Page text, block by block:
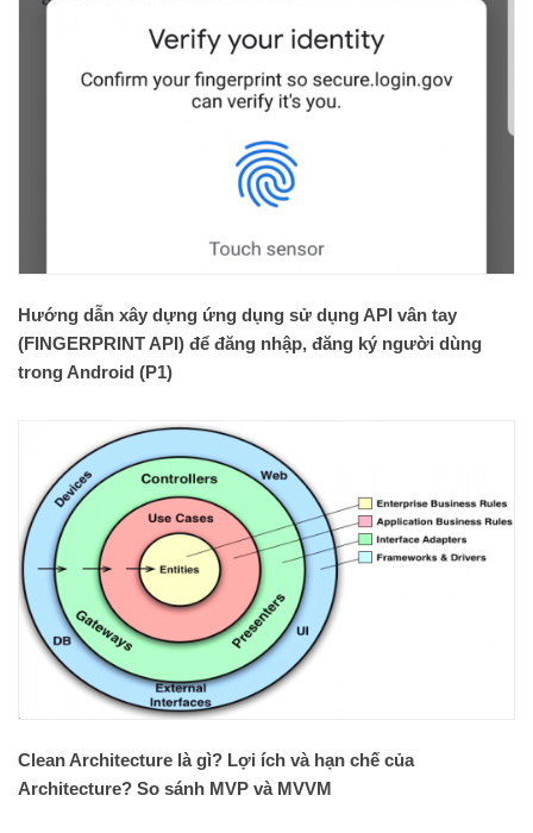
Hướng dẫn xây dựng ứng dụng sử dụng API vân tay
(FINGERPRINT API) để đăng nhập, đăng ký người dùng
trong Android (P1)
Clean Architecture là gì? Lợi ích và hạn chế của
Architecture? So sánh MVP và MVVM